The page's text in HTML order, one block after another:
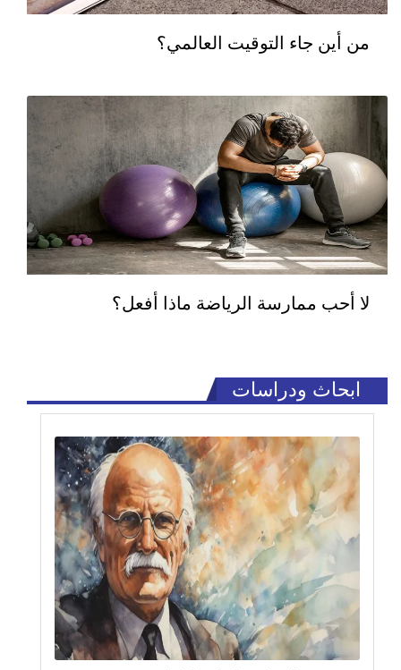
من أين جاء التوقيت العالمي؟
لا أحب ممارسة الرياضة ماذا أفعل؟
ابحاث ودراسات